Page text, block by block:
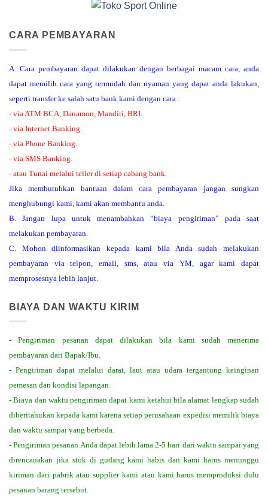
CARA PEMBAYARAN
A. Cara pembayaran dapat dilakukan dengan berbagai macam cara, anda
dapat memilih cara yang termudah dan nyaman yang dapat anda lakukan,
seperti transfer ke salah satu bank kami dengan cara :
- via ATM BCA, Danamon, Mandiri, BRI.
- via Internet Banking.
- via Phone Banking.
- via SMS Banking.
- atau Tunai melalui teller di setiap cabang bank.
Jika membutuhkan bantuan dalam cara pembayaran jangan sungkan
menghubungi kami, kami akan membantu anda.
B. Jangan lupa untuk menambahkan “biaya pengiriman” pada saat
melakukan pembayaran.
C. Mohon diinformasikan kepada kami bila Anda sudah melakukan
pembayaran via telpon, email, sms, atau via YM, agar kami dapat
memprosesnya lebih lanjut.
BIAYA DAN WAKTU KIRIM
- Pengiriman pesanan dapat dilakukan bila kami sudah menerima
pembayaran dari Bapak/Ibu.
- Pengiriman dapat melalui darat, laut atau udara tergantung keinginan
pemesan dan kondisi lapangan.
- Biaya dan waktu pengiriman dapat kami ketahui bila alamat lengkap sudah
diberitahukan kepada kami karena setiap perusahaan expedisi memilik biaya
dan waktu sampai yang berbeda.
- Pengiriman pesanan Anda dapat lebih lama 2-5 hari dari waktu sampai yang
direncanakan jika stok di gudang kami habis dan kami harus menunggu
kiriman dari pabrik atau supplier kami atau kami harus memproduksi dulu
pesanan barang tersebut.